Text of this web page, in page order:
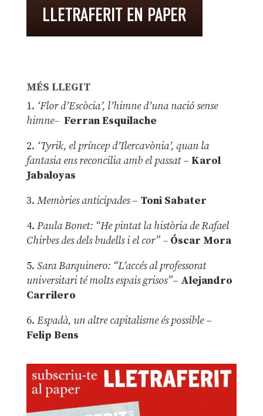
MÉS LLEGIT
1. ‘Flor d’Escòcia’, l’himne d’una nació sense
himne– Ferran Esquilache
2. ‘Tyrik, el príncep d’Ilercavònia’, quan la
fantasia ens reconcilia amb el passat– Karol
Jabaloyas
3. Memòries anticipades– Toni Sabater
4. Paula Bonet: “He pintat la història de Rafael
Chirbes des dels budells i el cor” –Óscar Mora
5. Sara Barquinero: “L’accés al professorat
universitari té molts espais grisos”– Alejandro
Carrilero
6. Espadà, un altre capitalisme és possible –
Felip Bens